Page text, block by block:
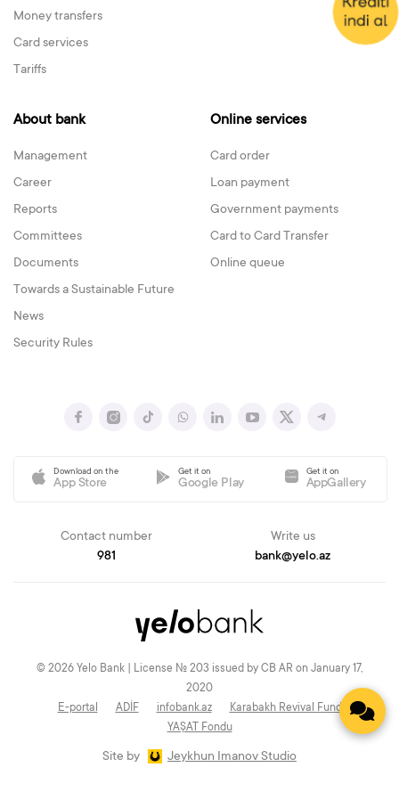
Money transfers
Card services
Tariffs
About bank
Management
Career
Reports
Committees
Documents
Towards a Sustainable Future
News
Security Rules
Online services
Card order
Loan payment
Government payments
Card to Card Transfer
Online queue
Download on the
App Store
Get it on
Google Play
Get it on
AppGallery
Contact number
981
Write us
bank@yelo.az
© 2026 Yelo Bank | License № 203 issued by CB AR on January 17,
2020
E-portal
ADİF infobank.az
Karabakh Revival Fund
YAŞAT Fondu
Site by Jeykhun Imanov Studio